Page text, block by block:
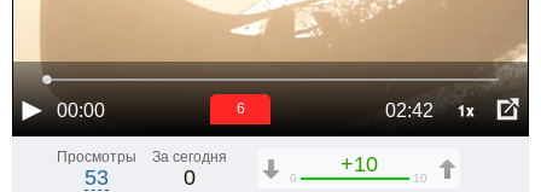
00:00 02:42 1x
6
Просмотры
53
За сегодня
0
+10
0 10